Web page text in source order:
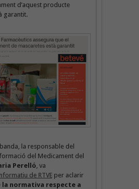
d’aquest producte
garantit.
la responsable del
del Medicament del
Perelló, va
de RTVEper aclarir
la normativa respecte a